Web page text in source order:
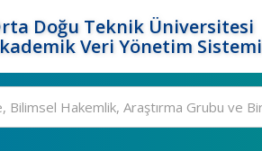
Doğu Teknik Üniversitesi
Veri Yönetim Sistemi